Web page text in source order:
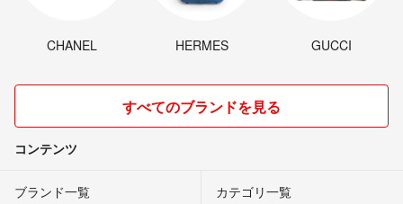
CHANEL HERMES GUCCI
すべてのブランドを見る
コンテンツ
ブランド一覧 カテゴリ一覧